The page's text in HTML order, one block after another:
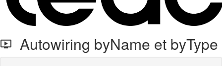
Autowiring byName et byType